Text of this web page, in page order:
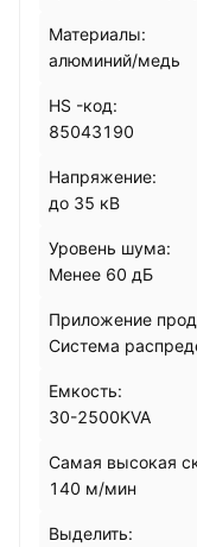
Материалы:
алюминий/медь
HS -код:
85043190
Напряжение:
до 35 кВ
Уровень шума:
Менее 60 дБ
Приложение
Система
Емкость:
30-2500KVA
Самая высокая
140 м/мин
Выделить: